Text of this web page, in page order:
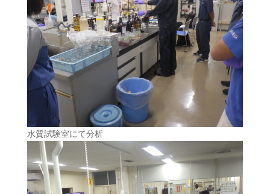
水質試験室にて分析